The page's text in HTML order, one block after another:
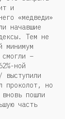
и
«медведи»
начавшие
Тем не
минимум
–
ной
проколот, но
пошли
часть